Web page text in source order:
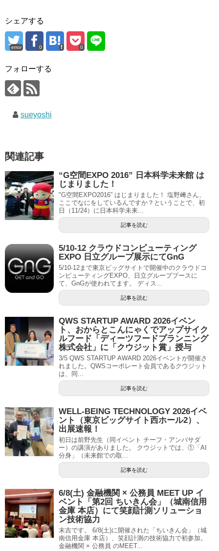
シェアする
error 0 0
フォローする
sueyoshi
関連記事
“G空間EXPO 2016” 日本科学未来館 は
じまりました！
"G空間EXPO2016” はじまりました！ 塩野﨑さん、
ここでなにをしているんですか？ということで、初
日（11/24）に日本科学未来...
記事を読む
5/10-12 クラウドコンピューティング
EXPO 日立グループ展示にてGnG
5/10-12まで東京ビッグサイトで開催中のクラウドコ
ンピューティングEXPO、日立グループブースに
て、GnGが使われてます。 ディス...
記事を読む
QWS STARTUP AWARD 2026イベン
ト、おからとこんにゃくでアップサイク
ルフード「ディーツフードプランニング
株式会社」に「クウジット賞」授与
3/5 QWS STARTUP AWARD 2026イベントが開催さ
れました。QWSコーポレート会員であるクウジット
は、同...
記事を読む
WELL-BEING TECHNOLOGY 2026イベ
ント（東京ビッグサイト西ホール2）、
出展速報！
初日は前野先生（同イベント チーフ・アンバサダ
ー）の講演がありました。 クウジットでは、①「AI
分身」（未来館での取...
記事を読む
6/8(土) 金融機関 × 公務員 MEET UP イ
ベント「第2回 ちいきん会」（城南信用
金庫 本店）にて笑顔計測ソリューショ
ン技術協力
末吉です。 6/8(土)に開催された「ちいきん会」（城
南信用金庫 本店）、笑顔計測の技術協力で初参加。
金融機関 × 公務員 のMEET...